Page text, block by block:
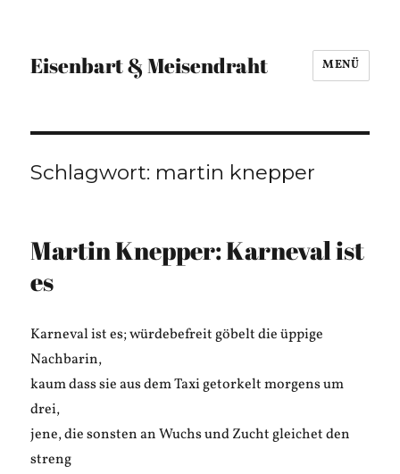
Eisenbart & Meisendraht MENÜ
Schlagwort: martin knepper
Martin Knepper: Karneval ist
es
Karneval ist es; würdebefreit göbelt die üppige
Nachbarin,
kaum dass sie aus dem Taxi getorkelt morgens um
drei,
jene, die sonsten an Wuchs und Zucht gleichet den
streng